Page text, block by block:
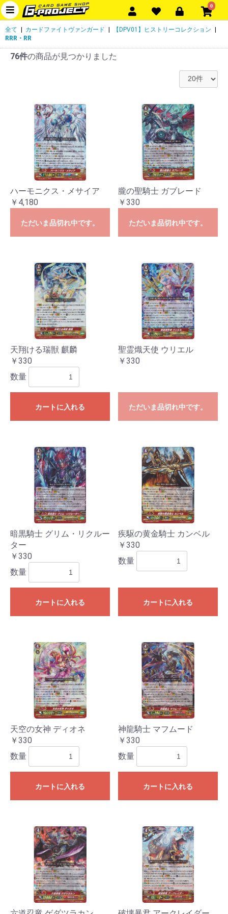
0
全て カードファイトヴァンガード 【DPV01】ヒストリーコレクション
RRR・RR
76件の商品が見つかりました
ハーモニクス・メサイア
￥4,180
ただいま品切れ中です。
朧の聖騎士 ガブレード
￥330
ただいま品切れ中です。
天翔ける瑞獣 麒麟
￥330
数量
カートに入れる
聖霊熾天使 ウリエル
￥330
ただいま品切れ中です。
暗黒騎士 グリム・リクルー
ター
￥330
数量
カートに入れる
疾駆の黄金騎士 カンベル
￥330
数量
カートに入れる
天空の女神 ディオネ
￥330
数量
カートに入れる
神龍騎士 マフムード
￥330
数量
カートに入れる